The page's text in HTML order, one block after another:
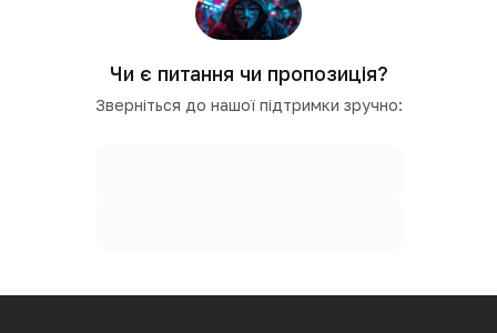
Чи є питання чи пропозиція?
Зверніться до нашої підтримки зручно: